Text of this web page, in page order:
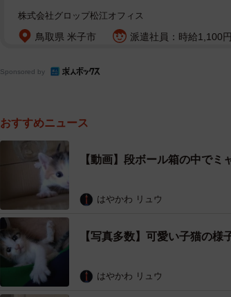
株式会社グロップ松江オフィス
鳥取県 米子市 派遣社員：時給1,100円
Sponsored by
おすすめニュース
【動画】段ボール箱の中でミ
はやかわ リュウ
【写真多数】可愛い子猫の様
はやかわ リュウ